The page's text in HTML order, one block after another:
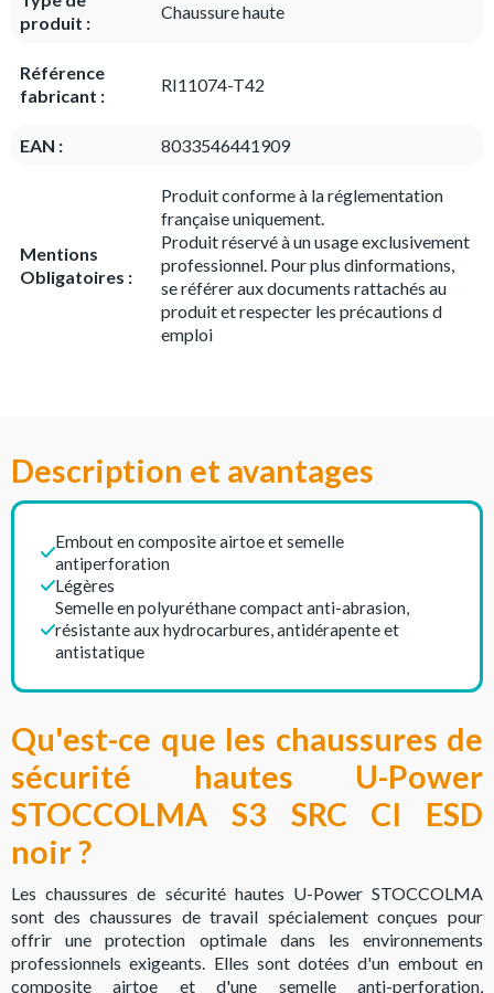
produit :
Chaussure haute
Référence
fabricant :
RI11074-T42
EAN : 8033546441909
Mentions
Obligatoires :
Produit conforme à la réglementation
française uniquement.
Produit réservé à un usage exclusivement
professionnel. Pour plus dinformations,
se référer aux documents rattachés au
produit et respecter les précautions d
emploi
Description et avantages
Embout en composite airtoe et semelle
antiperforation
Légères
Semelle en polyuréthane compact anti-abrasion,
résistante aux hydrocarbures, antidérapente et
antistatique
Qu'est-ce que les chaussures de
sécurité hautes U-Power
STOCCOLMA
S3 SRC CI ESD
noir?
Les chaussures de sécurité hautes U-Power STOCCOLMA
sont des chaussures de travail spécialement conçues pour
offrir une protection optimale dans les environnements
professionnels exigeants. Elles sont dotées d'un embout en
composite airtoe et d'une semelle anti-perforation,